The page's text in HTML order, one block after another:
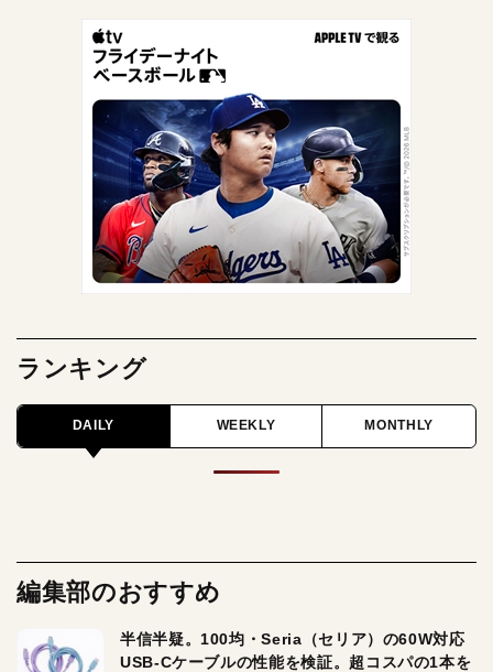
ランキング
DAILY WEEKLY MONTHLY
編集部のおすすめ
半信半疑。100均・Seria（セリア）の60W対応
USB-Cケーブルの性能を検証。超コスパの1本を